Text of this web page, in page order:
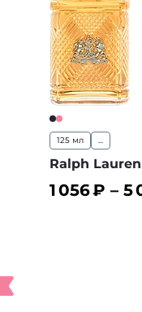
125 мл ...
Ralph Lauren
1 056₽ – 5